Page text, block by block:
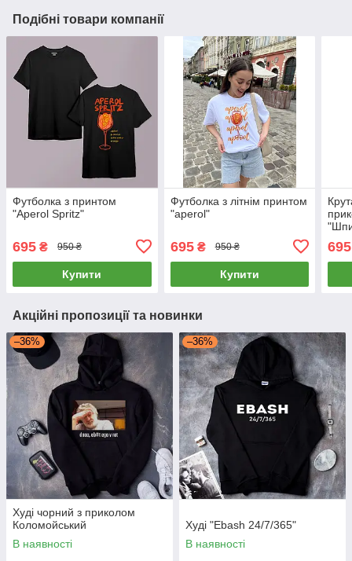
Подібні товари компанії
Футболка з принтом
"Aperol Spritz"
695 ₴ 950 ₴
Купити
Футболка з літнім принтом
"aperol"
695₴ 950 ₴
Купити
695
Акційні пропозиції та новинки
–36%
Худі чорний з приколом
Коломойський
В наявності
–36%
Худі "Ebash 24/7/365"
В наявності